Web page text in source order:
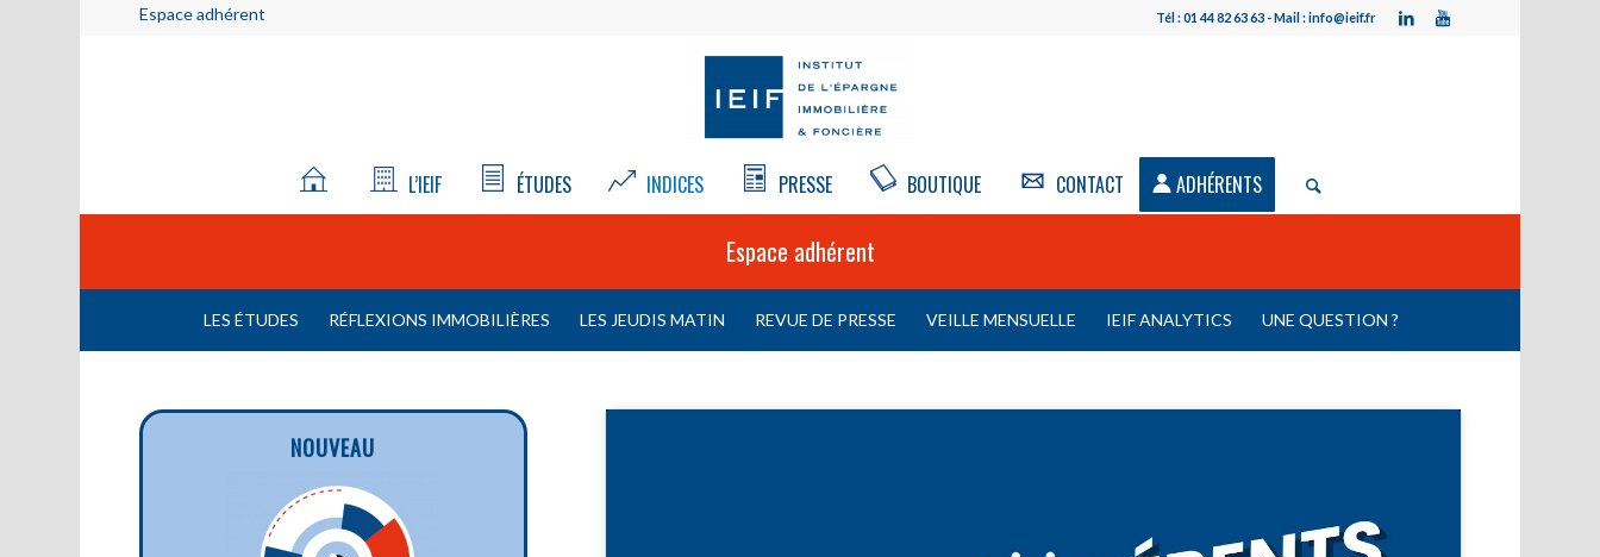
Espace adhérent Tél : 01 44 82 63 63 - Mail : info@ieif.fr
L’IEIF ÉTUDES INDICES PRESSE BOUTIQUE CONTACT ADHÉRENTS
Espace adhérent
LES ÉTUDES RÉFLEXIONS IMMOBILIÈRES LES JEUDIS MATIN REVUE DE PRESSE VEILLE MENSUELLE IEIF ANALYTICS UNE QUESTION ?
NOUVEAU